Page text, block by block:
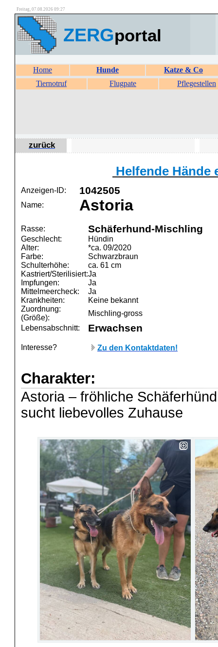
Freitag, 07.08.2026 09:27
ZERGportal
Home Hunde
Katze & Co
Tiernotruf
Flugpate Pflegestellen
zurück
Helfende Hände
Anzeigen-ID: 1042505
Name: Astoria
Rasse: Schäferhund-Mischling
Geschlecht:
Hündin
Alter:
*ca. 09/2020
Farbe:
Schwarzbraun
Schulterhöhe:
ca. 61 cm
Kastriert/Sterilisiert:Ja
Impfungen:
Ja
Mittelmeercheck:
Ja
Krankheiten:
Keine bekannt
Zuordnung:
(Größe):
Mischling-gross
Lebensabschnitt:
Erwachsen
Interesse? Zu den Kontaktdaten!
Charakter:
Astoria – fröhliche
sucht liebevolles Zuhause